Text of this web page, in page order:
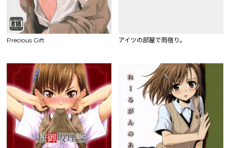
Precious Gift アイツの部屋で雨宿り。